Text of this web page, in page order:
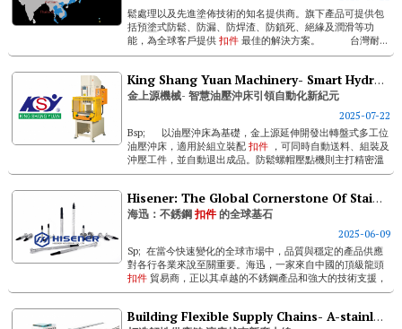
鬆處理以及先進塗佈技術的知名提供商。旗下產品可提供包
括預塗式防鬆、防漏、防焊渣、防鎖死、絕緣及潤滑等功
能，為全球客戶提供 扣件最佳的解決方案。 台灣耐...
King Shang Yuan Machinery- Smart Hydraulic Presses Leading A New Era Of Automation
金上源機械- 智慧油壓沖床引領自動化新紀元
2025-07-22
Bsp; 以油壓沖床為基礎，金上源延伸開發出轉盤式多工位
油壓沖床，適用於組立裝配 扣件 ，可同時自動送料、組裝及
沖壓工件，並自動退出成品。防鬆螺帽壓點機則主打精密溫
控系統，控制液壓油溫於33至36度，避免環境...
Hisener: The Global Cornerstone Of Stainless Steel Fasteners
海迅：不銹鋼扣件的全球基石
2025-06-09
Sp; 在當今快速變化的全球市場中，品質與穩定的產品供應
對各行各業來說至關重要。海迅，一家來自中國的頂級龍頭
扣件 貿易商，正以其卓越的不銹鋼產品和強大的技術支援，
成為海外各國穩固重大基礎建設、民生設施與工業設施不可
Building Flexible Supply Chains- A-stainless Adds New Vietnam Factory